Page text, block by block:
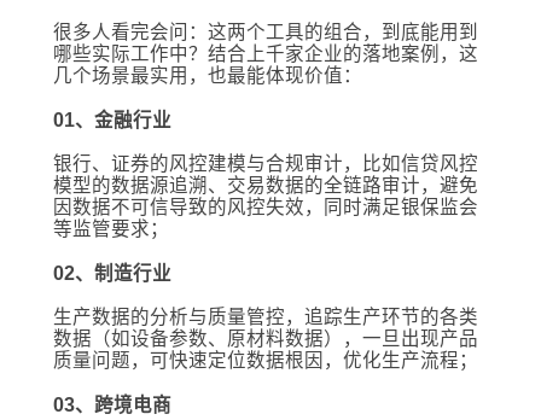
很多人看完会问：这两个工具的组合，到底能用到
哪些实际工作中？结合上千家企业的落地案例，这
几个场景最实用，也最能体现价值：
01、金融行业
银行、证券的风控建模与合规审计，比如信贷风控
模型的数据源追溯、交易数据的全链路审计，避免
因数据不可信导致的风控失效，同时满足银保监会
等监管要求；
02、制造行业
生产数据的分析与质量管控，追踪生产环节的各类
数据（如设备参数、原材料数据），一旦出现产品
质量问题，可快速定位数据根因，优化生产流程；
03、跨境电商